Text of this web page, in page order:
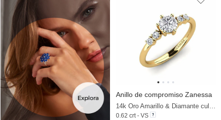
Anillo de compromiso Zanessa
14k Oro Amarillo & Diamante cultivado en laboratorio
0.62 crt - VS